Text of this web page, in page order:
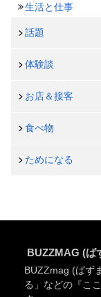
生活と仕事
話題
体験談
お店＆接客
食べ物
ためになる
BUZZMAG (ば
BUZZmag (ばず
る」などの『こ